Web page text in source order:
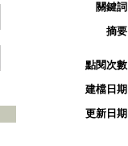
關鍵詞
摘要
點閱次數
建檔日期
更新日期